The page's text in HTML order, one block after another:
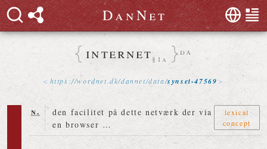
DanNet
internet§1a
da
https://wordnet .dk/dannet/data/synset-47569
n.
den facilitet på dette netværk der via
en browser …
lexical
concept